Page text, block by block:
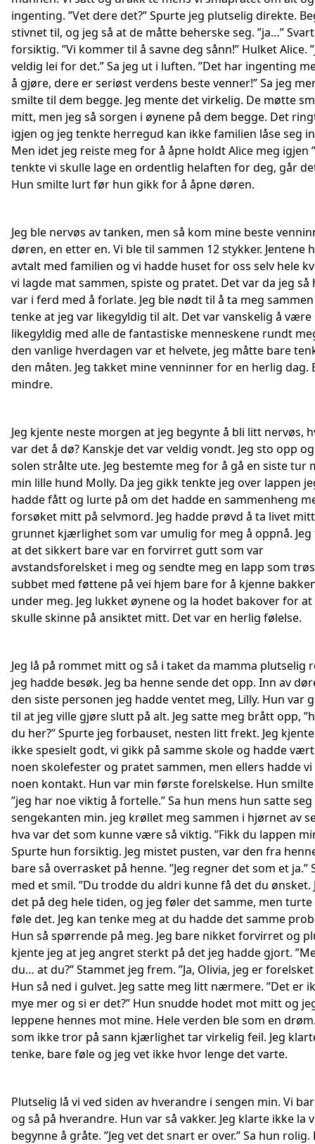
ingenting. ”Vet dere det?” Spurte jeg plutselig direkte.
stivnet til, og jeg så at de måtte beherske seg. ”ja…”
forsiktig. ”Vi kommer til å savne deg sånn!” Hulket Alice.
veldig lei for det.” Sa jeg ut i luften. ”Det har ingenting
å gjøre, dere er seriøst verdens beste venner!” Sa jeg
smilte til dem begge. Jeg mente det virkelig. De møtte
mitt, men jeg så sorgen i øynene på dem begge. Det
igjen og jeg tenkte herregud kan ikke familien låse seg
Men idet jeg reiste meg for å åpne holdt Alice meg igjen
tenkte vi skulle lage en ordentlig helaften for deg, går
Hun smilte lurt før hun gikk for å åpne døren.
Jeg ble nervøs av tanken, men så kom mine beste
døren, en etter en. Vi ble til sammen 12 stykker. Jentene
avtalt med familien og vi hadde huset for oss selv hele
vi lagde mat sammen, spiste og pratet. Det var da jeg så
var i ferd med å forlate. Jeg ble nødt til å ta meg
tenke at jeg var likegyldig til alt. Det var vanskelig å være
likegyldig med alle de fantastiske menneskene rundt
den vanlige hverdagen var et helvete, jeg måtte bare
den måten. Jeg takket mine venninner for en herlig dag.
mindre.
Jeg kjente neste morgen at jeg begynte å bli litt nervøs,
var det å dø? Kanskje det var veldig vondt. Jeg sto opp
solen strålte ute. Jeg bestemte meg for å gå en siste tur
min lille hund Molly. Da jeg gikk tenkte jeg over lappen
hadde fått og lurte på om det hadde en sammenheng
forsøket mitt på selvmord. Jeg hadde prøvd å ta livet mitt
grunnet kjærlighet som var umulig for meg å oppnå.
at det sikkert bare var en forvirret gutt som var
avstandsforelsket i meg og sendte meg en lapp som
subbet med føttene på vei hjem bare for å kjenne
under meg. Jeg lukket øynene og la hodet bakover for
skulle skinne på ansiktet mitt. Det var en herlig følelse.
Jeg lå på rommet mitt og så i taket da mamma plutselig
jeg hadde besøk. Jeg ba henne sende det opp. Inn av
den siste personen jeg hadde ventet meg, Lilly. Hun var
til at jeg ville gjøre slutt på alt. Jeg satte meg brått opp,
du her?” Spurte jeg forbauset, nesten litt frekt. Jeg
ikke spesielt godt, vi gikk på samme skole og hadde
noen skolefester og pratet sammen, men ellers hadde
noen kontakt. Hun var min første forelskelse. Hun
”jeg har noe viktig å fortelle.” Sa hun mens hun satte seg
sengekanten min. jeg krøllet meg sammen i hjørnet av
hva var det som kunne være så viktig. ”Fikk du lappen
Spurte hun forsiktig. Jeg mistet pusten, var den fra
bare så overrasket på henne. ”Jeg regner det som et ja.”
med et smil. ”Du trodde du aldri kunne få det du ønsket.
det på deg hele tiden, og jeg føler det samme, men turte
føle det. Jeg kan tenke meg at du hadde det samme
Hun så spørrende på meg. Jeg bare nikket forvirret og
kjente jeg at jeg angret sterkt på det jeg hadde gjort.
du… at du?” Stammet jeg frem. ”Ja, Olivia, jeg er forelsket
Hun så ned i gulvet. Jeg satte meg litt nærmere. ”Det er
mye mer og si er det?” Hun snudde hodet mot mitt og
leppene hennes mot mine. Hele verden ble som en
som ikke tror på sann kjærlighet tar virkelig feil. Jeg
tenke, bare føle og jeg vet ikke hvor lenge det varte.
Plutselig lå vi ved siden av hverandre i sengen min. Vi
og så på hverandre. Hun var så vakker. Jeg klarte ikke la
begynne å gråte. ”Jeg vet det snart er over.” Sa hun